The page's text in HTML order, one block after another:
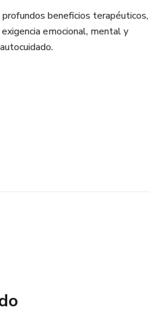
beneficios terapéuticos,
emocional, mental y